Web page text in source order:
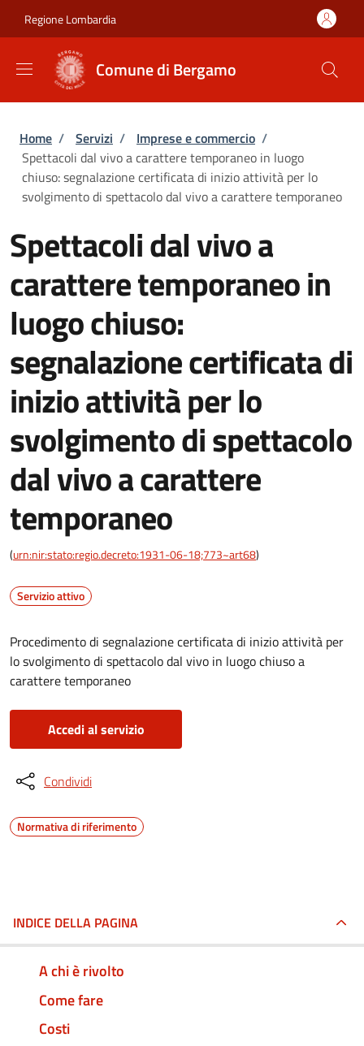
Regione Lombardia
Comune di Bergamo
Briciole di pane
Home / Servizi / Imprese e commercio /
Spettacoli dal vivo a carattere temporaneo in luogo
chiuso: segnalazione certificata di inizio attività per lo
svolgimento di spettacolo dal vivo a carattere temporaneo
Spettacoli dal vivo a
carattere temporaneo in
luogo chiuso:
segnalazione certificata di
inizio attività per lo
svolgimento di spettacolo
dal vivo a carattere
temporaneo
(urn:nir:stato:regio.decreto:1931-06-18;773~art68)
Servizio attivo
Procedimento di segnalazione certificata di inizio attività per
lo svolgimento di spettacolo dal vivo in luogo chiuso a
carattere temporaneo
Accedi al servizio
Condividi
Normativa di riferimento
INDICE DELLA PAGINA
A chi è rivolto
Come fare
Costi